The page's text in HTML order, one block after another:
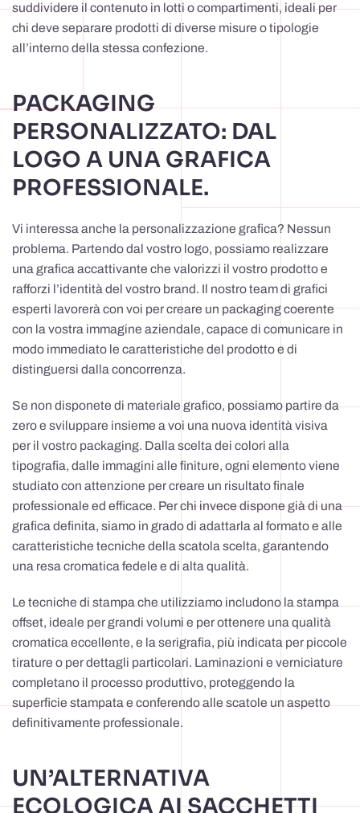
suddividere il contenuto in lotti o compartimenti, ideali per
chi deve separare prodotti di diverse misure o tipologie
all’interno della stessa confezione.
PACKAGING
PERSONALIZZATO: DAL
LOGO A UNA GRAFICA
PROFESSIONALE.
Vi interessa anche la personalizzazione grafica? Nessun
problema. Partendo dal vostro logo, possiamo realizzare
una grafica accattivante che valorizzi il vostro prodotto e
rafforzi l’identità del vostro brand. Il nostro team di grafici
esperti lavorerà con voi per creare un packaging coerente
con la vostra immagine aziendale, capace di comunicare in
modo immediato le caratteristiche del prodotto e di
distinguersi dalla concorrenza.
Se non disponete di materiale grafico, possiamo partire da
zero e sviluppare insieme a voi una nuova identità visiva
per il vostro packaging. Dalla scelta dei colori alla
tipografia, dalle immagini alle finiture, ogni elemento viene
studiato con attenzione per creare un risultato finale
professionale ed efficace. Per chi invece dispone già di una
grafica definita, siamo in grado di adattarla al formato e alle
caratteristiche tecniche della scatola scelta, garantendo
una resa cromatica fedele e di alta qualità.
Le tecniche di stampa che utilizziamo includono la stampa
offset, ideale per grandi volumi e per ottenere una qualità
cromatica eccellente, e la serigrafia, più indicata per piccole
tirature o per dettagli particolari. Laminazioni e verniciature
completano il processo produttivo, proteggendo la
superficie stampata e conferendo alle scatole un aspetto
definitivamente professionale.
UN’ALTERNATIVA
ECOLOGICA AI SACCHETTI